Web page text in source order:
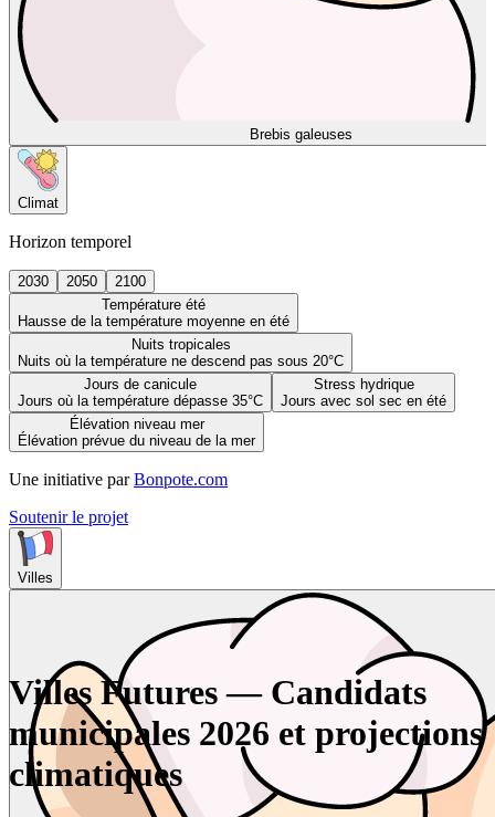
Brebis galeuses
Climat
Horizon temporel
2030 2050
2100
Température été
Hausse de la température moyenne en été
Nuits tropicales
Nuits où la température ne descend pas sous 20°C
Jours de canicule
Jours où la température dépasse 35°C
Stress hydrique
Jours avec sol sec en été
Élévation niveau mer
Élévation prévue du niveau de la mer
Une initiative par Bonpote.com
Soutenir le projet
Villes
Villes Futures — Candidats
municipales 2026 et projections
climatiques